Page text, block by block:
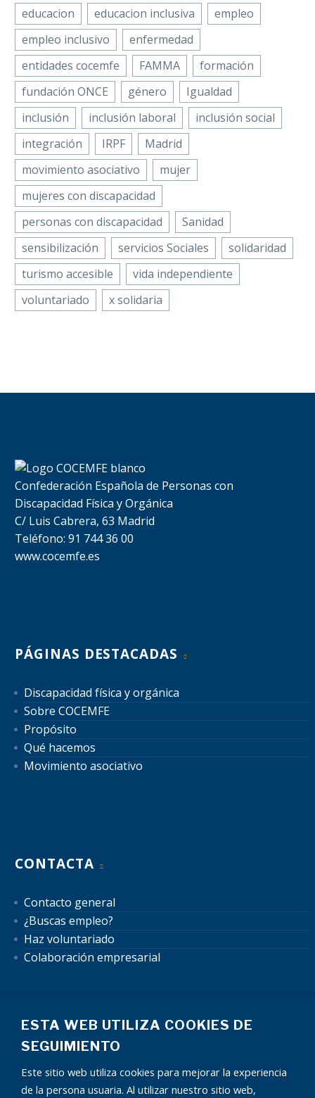
educacion
educacion inclusiva
empleo
empleo inclusivo
enfermedad
entidades cocemfe
FAMMA
formación
fundación ONCE
género
Igualdad
inclusión
inclusión laboral
inclusión social
integración
IRPF
Madrid
movimiento asociativo
mujer
mujeres con discapacidad
personas con discapacidad
Sanidad
sensibilización
servicios Sociales
solidaridad
turismo accesible
vida independiente
voluntariado
x solidaria
Confederación Española de Personas con
Discapacidad Física y Orgánica
C/ Luis Cabrera, 63 Madrid
Teléfono: 91 744 36 00
www.cocemfe.es
PÁGINAS DESTACADAS
Discapacidad física y orgánica
Sobre COCEMFE
Propósito
Qué hacemos
Movimiento asociativo
CONTACTA
Contacto general
¿Buscas empleo?
Haz voluntariado
Colaboración empresarial
Mapa del sitio Aviso Legal
Política de Privacidad
Política de Cookies
Autorización uso de datos
ESTA WEB UTILIZA COOKIES DE
SEGUIMIENTO
Este sitio web utiliza cookies para mejorar la experiencia
de la persona usuaria. Al utilizar nuestro sitio web,